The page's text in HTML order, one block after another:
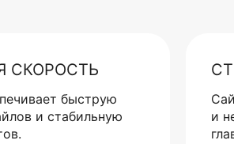
СКОРОСТЬ
быструю
и стабильную
и